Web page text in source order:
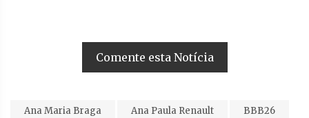
Comente esta Notícia
Ana Maria Braga Ana Paula Renault
BBB26